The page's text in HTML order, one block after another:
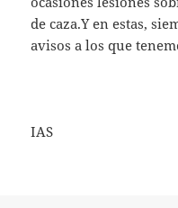
de caza.Y en estas,
avisos a los que
IAS